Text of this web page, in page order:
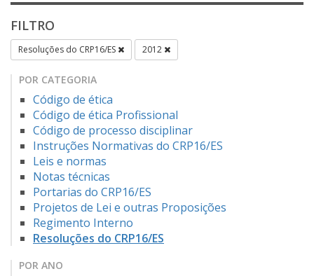
FILTRO
Resoluções do CRP16/ES 2012
POR CATEGORIA
Código de ética
Código de ética Profissional
Código de processo disciplinar
Instruções Normativas do CRP16/ES
Leis e normas
Notas técnicas
Portarias do CRP16/ES
Projetos de Lei e outras Proposições
Regimento Interno
Resoluções do CRP16/ES
POR ANO